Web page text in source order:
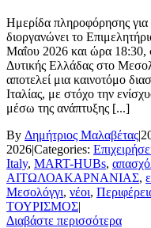
Ημερίδα πληροφόρησης
διοργανώνει το
Μαΐου 2026 και ώρα
Δυτικής Ελλάδας στο
αποτελεί μια καινοτόμο
Ιταλίας, με στόχο την
μέσω της ανάπτυξης [...]
By Δημήτριος Μαλαβέτας|
2026|Categories:
Italy, MART-HUBs,
ΑΙΤΩΛΟΑΚΑΡΝΑΝΙΑΣ,
Μεσολόγγι, νέοι,
ΤΟΥΡΙΣΜΟΣ|
Διαβάστε περισσότερα